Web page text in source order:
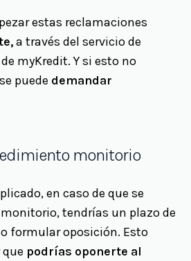
estas reclamaciones
a través del servicio de
myKredit. Y si esto no
puede demandar
monitorio
en caso de que se
tendrías un plazo de
formular oposición. Esto
podrías oponerte al